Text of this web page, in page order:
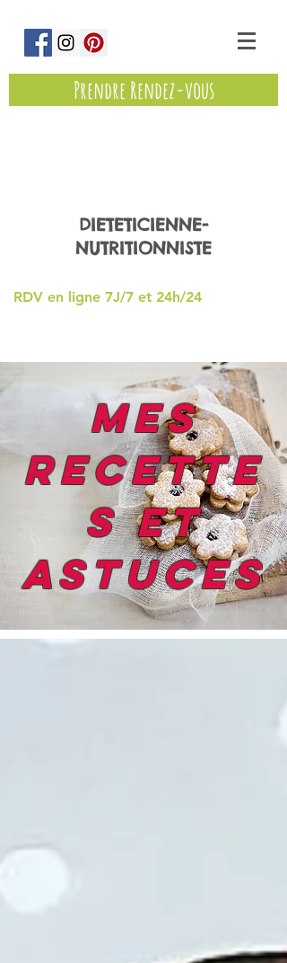
Prendre Rendez-vous
DIETETICIENNE-
NUTRITIONNISTE
RDV en ligne 7J/7 et 24h/24
mes
recette
s et
astuces